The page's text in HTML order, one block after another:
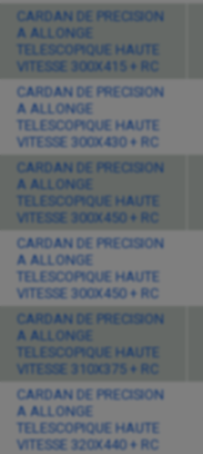
CARDAN DE PRECISION
A ALLONGE
TELESCOPIQUE HAUTE
VITESSE 300X415 + RC
CARDAN DE PRECISION
A ALLONGE
TELESCOPIQUE HAUTE
VITESSE 300X430 + RC
CARDAN DE PRECISION
A ALLONGE
TELESCOPIQUE HAUTE
VITESSE 300X450 + RC
CARDAN DE PRECISION
A ALLONGE
TELESCOPIQUE HAUTE
VITESSE 300X450 + RC
CARDAN DE PRECISION
A ALLONGE
TELESCOPIQUE HAUTE
VITESSE 310X375 + RC
CARDAN DE PRECISION
A ALLONGE
TELESCOPIQUE HAUTE
VITESSE 320X440 + RC